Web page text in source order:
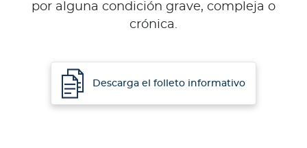
por alguna condición grave, compleja o
crónica.
Descarga el folleto informativo